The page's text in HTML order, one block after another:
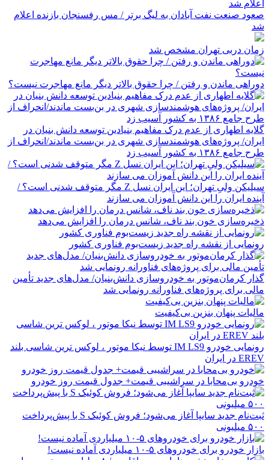
صعود صنعت نفت آبادان به لیگ برتر / مس رفسنجان بازنده اعلام
شد
زمان دربی تهران مشخص شد
دوراهی ماندن و رفتن / چرا حقوق بالاتر دیگر مانع مهاجرت نیست؟
گلایه اطهاری از عدم درک مفاهیم بنیادین توسعه دانش بنیان در
ایران/ پروژه‌های هوشمندسازی شهری در بن‌بست ماندند/انحراف از
طرح جامع ۱۳۸۶ به کشور آسیب زد
سیلیکن ولیِ تهران؛ این ایران نسل Z مگر متوقف شدنی است؟ /
آینده ایران را این دانش آموزان می سازند
ذخیره‌سازی خون بند ناف، شانس درمان را افزایش می‌دهد
رونمایی از نقشه راه جدید زیست‌بوم فناوری کشور
گذار کرمان‌موتور به خودروسازی دانش‌بنیان/ مدل‌های جدید تأمین
مالی برای پروژه‌های فناورانه رونمایی شد
مالیات پنهان بنزین بی‌کیفیت
رونمایی خودرو IM LS9 توسط نیکا موتور ، لوکس ترین شاسی بلند
EREV در ایران
خودرو بی‌محابا در سراشیبی قیمت+ جدول قیمت روز خودرو
ثبت‌نام جدید سایپا آغاز می‌شود؛ فروش کوئیک S با پیش‌پرداخت
۵۰۰ میلیونی
بازار خودرو برای خودروهای ۵-۱۰ میلیاردی آماده نیست!